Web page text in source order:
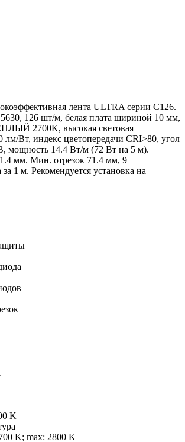
лента ULTRA серии C126.
126 шт/м, белая плата шириной 10 мм,
2700K, высокая световая
лм/Вт, индекс цветопередачи CRI>80, угол
мощность 14.4 Вт/м (72 Вт на 5 м).
мм. Мин. отрезок 71.4 мм, 9
1 м. Рекомендуется установка на
K
K; max: 2800 K